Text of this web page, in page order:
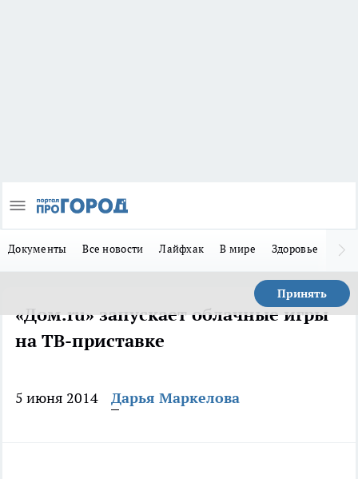
Документы Все новости Лайфхак В мире Здоровье
Принять
«Дом.ru» запускает облачные игры
на ТВ-приставке
5 июня 2014 Дарья Маркелова